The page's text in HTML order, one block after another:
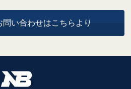
い合わせはこちらより